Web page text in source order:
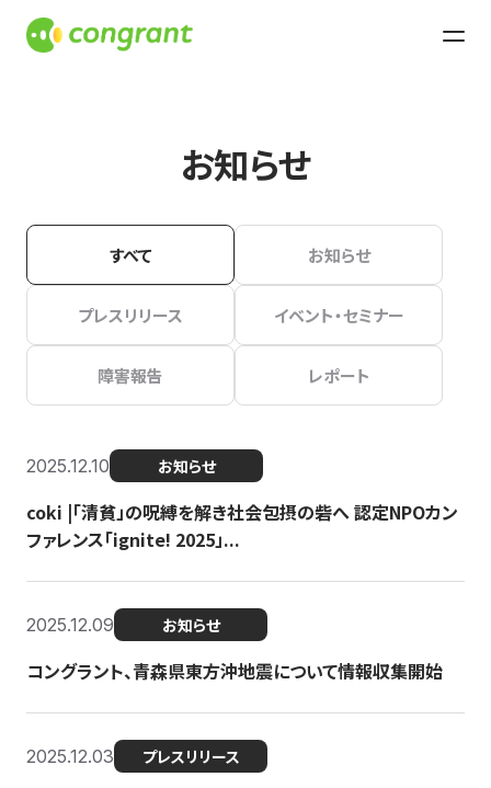
お知らせ
すべて お知らせ
プレスリリース イベント・セミナー
障害報告 レポート
2025.12.10 お知らせ
coki |「清貧」の呪縛を解き社会包摂の砦へ 認定NPOカン
ファレンス「ignite! 2025」...
2025.12.09 お知らせ
コングラント、青森県東方沖地震について情報収集開始
2025.12.03 プレスリリース